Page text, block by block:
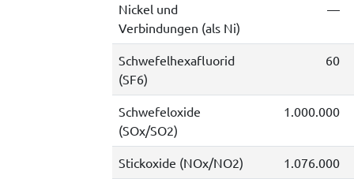
Nickel und
Verbindungen (als Ni)
—
Schwefelhexafluorid
(SF6)
60
Schwefeloxide
(SOx/SO2)
1.000.000
Stickoxide (NOx/NO2) 1.076.000